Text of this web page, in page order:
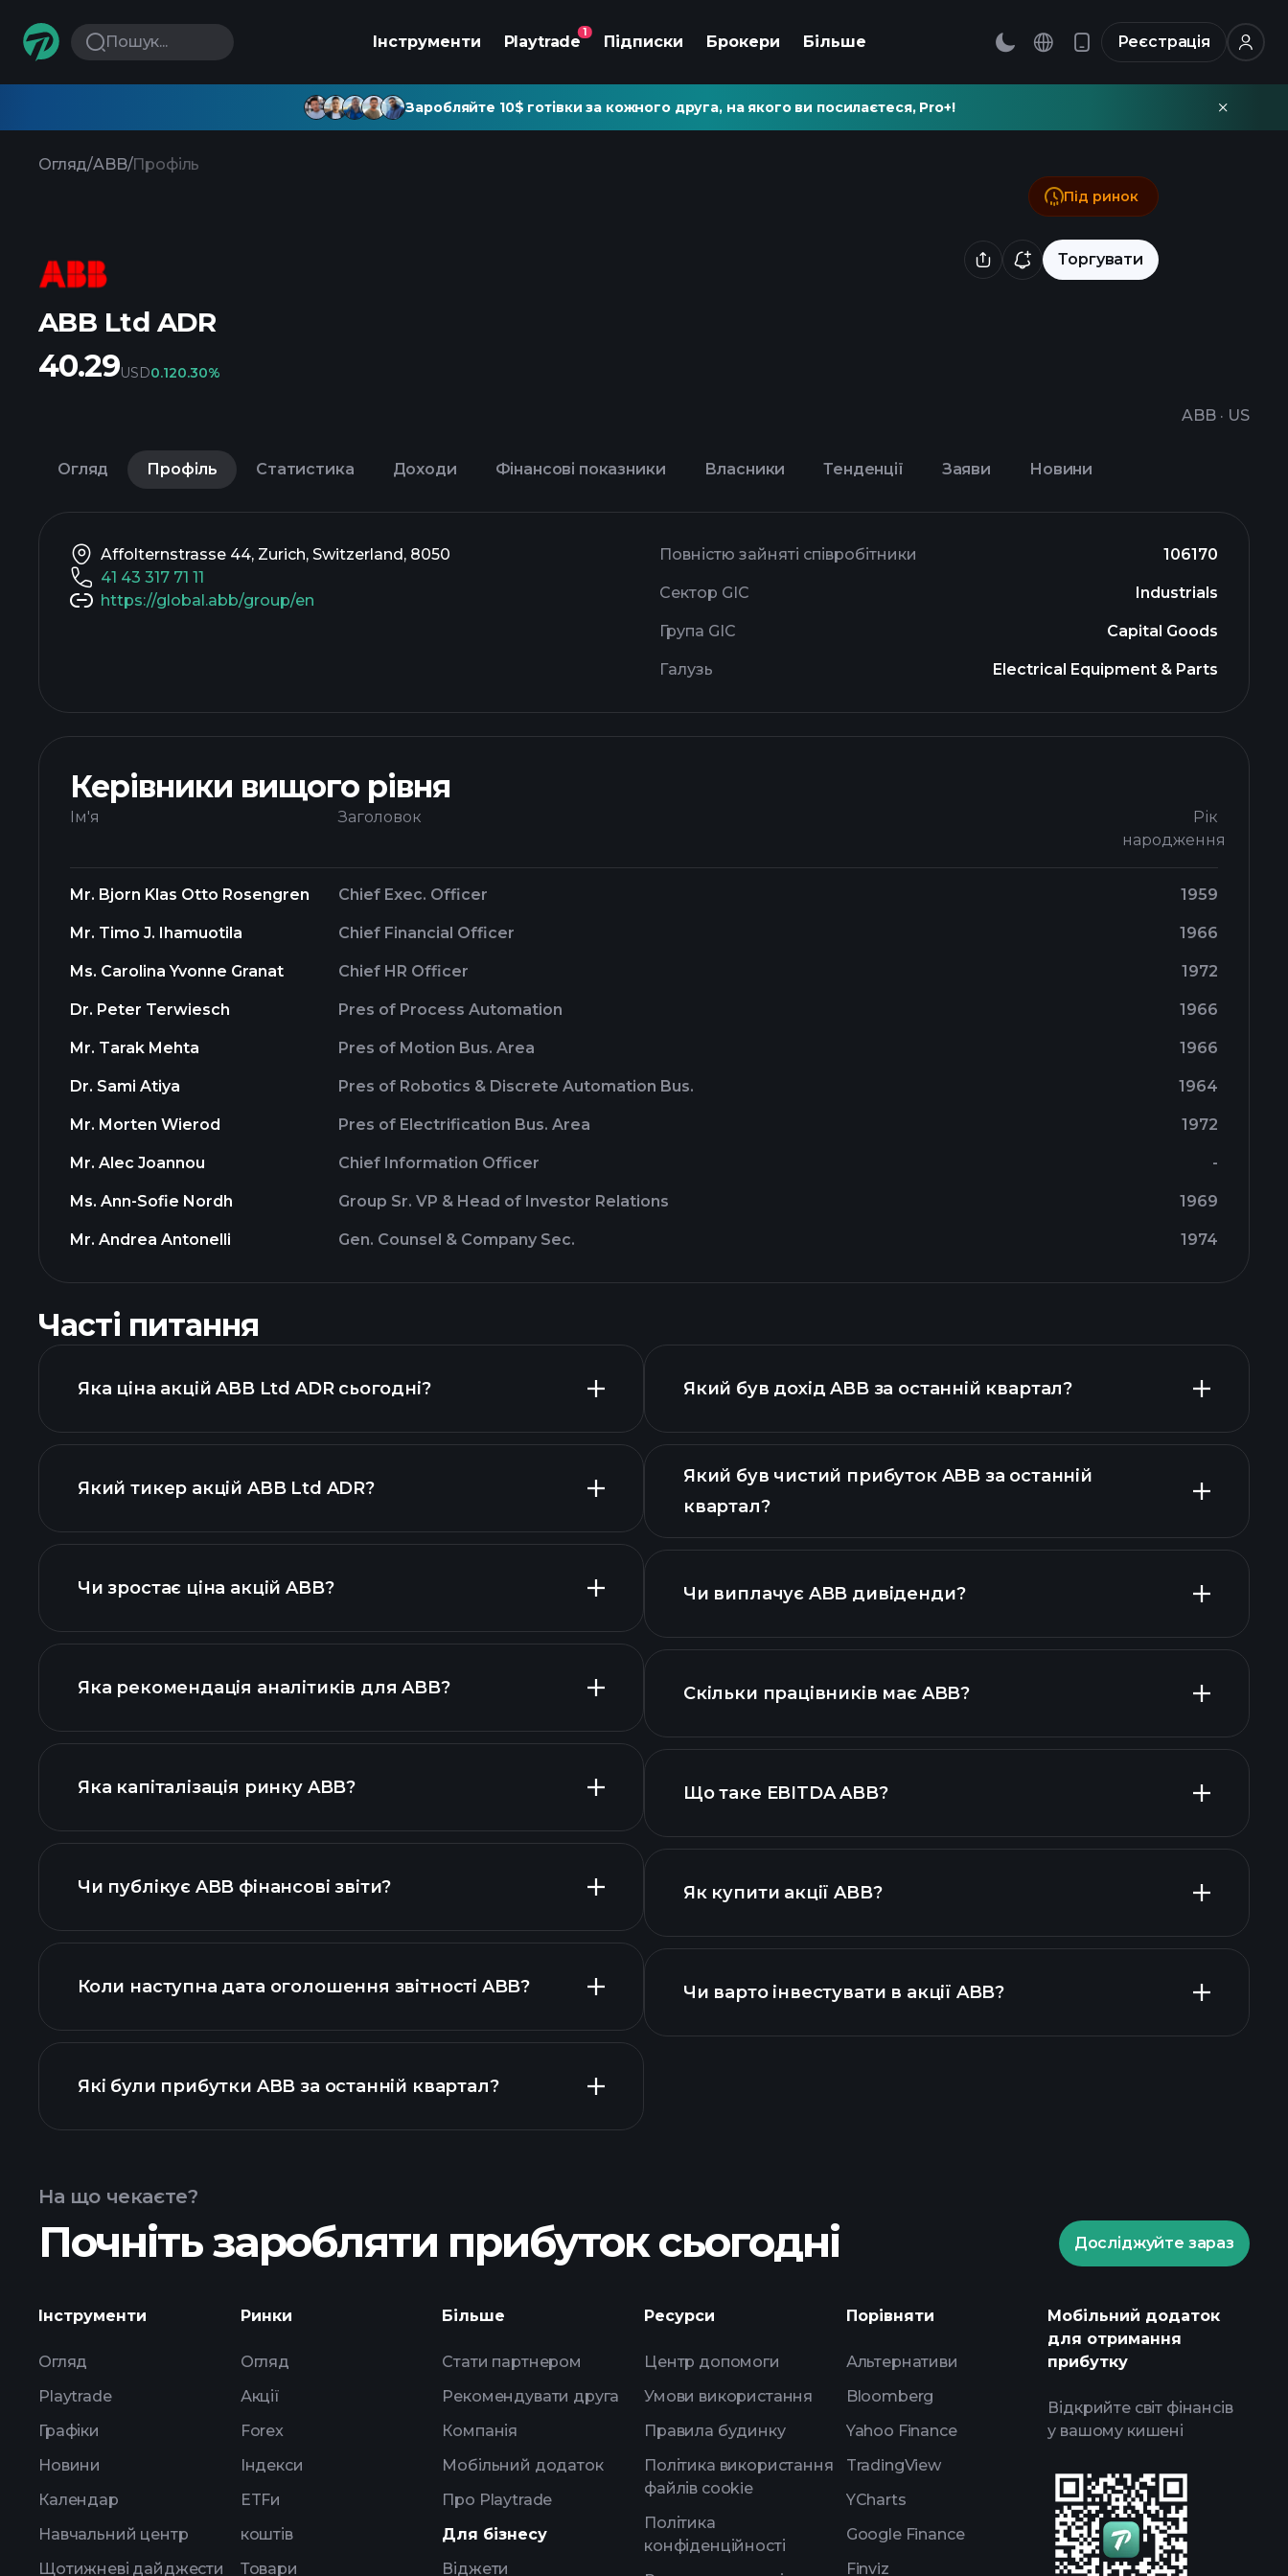
Пошук... Інструменти Playtrade
1
Підписки Брокери Більше Реєстрація
Заробляйте 10$ готівки за кожного друга, на якого ви посилаєтеся, Pro+!
Огляд/ABB/Профіль
Торгувати
ABB Ltd ADR
ABB · US
Під ринок
40.29USD0.120.30%
Огляд Профіль Статистика Доходи Фінансові показники Власники Тенденції Заяви Новини
Affolternstrasse 44, Zurich, Switzerland, 8050
41 43 317 71 11
https://global.abb/group/en
Повністю зайняті співробітники 106170
Сектор GIC Industrials
Група GIC Capital Goods
Галузь Electrical Equipment & Parts
Керівники вищого рівня
Ім'я Заголовок
Рік
народження
Mr. Bjorn Klas Otto Rosengren Chief Exec. Officer 1959
Mr. Timo J. Ihamuotila Chief Financial Officer 1966
Ms. Carolina Yvonne Granat Chief HR Officer 1972
Dr. Peter Terwiesch Pres of Process Automation 1966
Mr. Tarak Mehta Pres of Motion Bus. Area 1966
Dr. Sami Atiya Pres of Robotics & Discrete Automation Bus. 1964
Mr. Morten Wierod Pres of Electrification Bus. Area 1972
Mr. Alec Joannou Chief Information Officer -
Ms. Ann-Sofie Nordh Group Sr. VP & Head of Investor Relations 1969
Mr. Andrea Antonelli Gen. Counsel & Company Sec. 1974
Часті питання
Яка ціна акцій ABB Ltd ADR сьогодні?
діаграмі
Який тикер акцій ABB Ltd ADR?
Чи зростає ціна акцій ABB?
ABB
Яка рекомендація аналітиків для ABB?
Яка капіталізація ринку ABB?
наш список акцій
Чи публікує ABB фінансові звіти?
фінансовими звітами ABB
Коли наступна дата оголошення звітності ABB?
Календарі
Які були прибутки ABB за останній квартал?
прибутки ABB
Який був дохід ABB за останній квартал?
фінансових звітах ABB
Який був чистий прибуток ABB за останній
квартал?
фінансових звітах ABB
Чи виплачує ABB дивіденди?
Скільки працівників має ABB?
Що таке EBITDA ABB?
фінансових звітах ABB
Як купити акції ABB?
Чи варто інвестувати в акції ABB?
Playtrade Tournaments
штучного інтелекту
списки спостереження
портфелями
мільярдерів
На що чекаєте?
Почніть заробляти прибуток сьогодні Досліджуйте зараз
Інструменти
Огляд
Playtrade
Графіки
Новини
Календар
Навчальний центр
Щотижневі дайджести
Ринки
Огляд
Акції
Forex
Індекси
ETFи
коштів
Товари
Більше
Стати партнером
Рекомендувати друга
Компанія
Мобільний додаток
Про Playtrade
Для бізнесу
Віджети
Ресурси
Центр допомоги
Умови використання
Правила будинку
Політика використання
файлів cookie
Політика
конфіденційності
Порівняти
Альтернативи
Bloomberg
Yahoo Finance
TradingView
YCharts
Google Finance
Finviz
Мобільний додаток
для отримання
прибутку
Відкрийте світ фінансів
у вашому кишені